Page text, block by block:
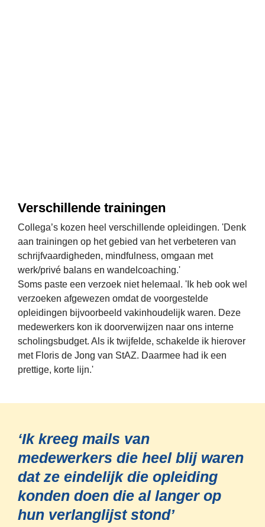
Verschillende trainingen
Collega’s kozen heel verschillende opleidingen. 'Denk
aan trainingen op het gebied van het verbeteren van
schrijfvaardigheden, mindfulness, omgaan met
werk/privé balans en wandelcoaching.'
Soms paste een verzoek niet helemaal. 'Ik heb ook wel
verzoeken afgewezen omdat de voorgestelde
opleidingen bijvoorbeeld vakinhoudelijk waren. Deze
medewerkers kon ik doorverwijzen naar ons interne
scholingsbudget. Als ik twijfelde, schakelde ik hierover
met Floris de Jong van StAZ. Daarmee had ik een
prettige, korte lijn.'
‘Ik kreeg mails van
medewerkers die heel blij waren
dat ze eindelijk die opleiding
konden doen die al langer op
hun verlanglijst stond’